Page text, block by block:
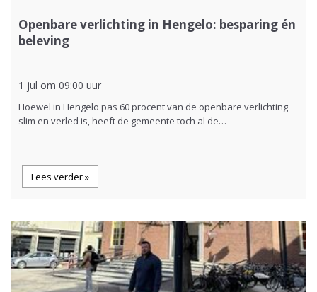
Openbare verlichting in Hengelo: besparing én
beleving
1 jul om 09:00 uur
Hoewel in Hengelo pas 60 procent van de openbare verlichting
slim en verled is, heeft de gemeente toch al de…
Lees verder »